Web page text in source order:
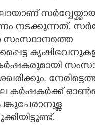
നടക്കുന്നത്.
സംസ്ഥാനത്തെ
കർഷകരുമായി
കർഷകർക്ക്